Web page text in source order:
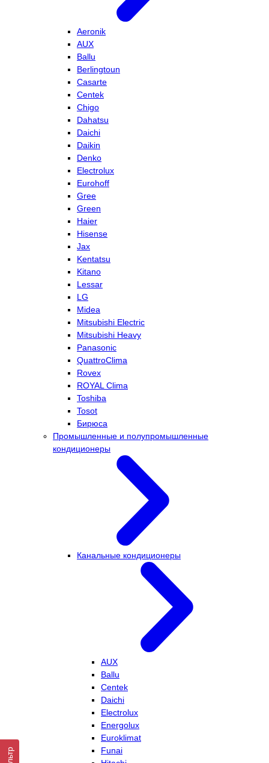
Aeronik
AUX
Ballu
Berlingtoun
Casarte
Centek
Chigo
Dahatsu
Daichi
Daikin
Denko
Electrolux
Eurohoff
Gree
Green
Haier
Hisense
Jax
Kentatsu
Kitano
Lessar
LG
Midea
Mitsubishi Electric
Mitsubishi Heavy
Panasonic
QuattroClima
Rovex
ROYAL Clima
Toshiba
Tosot
Бирюса
Промышленные и полупромышленные
кондиционеры
Канальные кондиционеры
AUX
Ballu
Centek
Daichi
Electrolux
Energolux
Euroklimat
Funai